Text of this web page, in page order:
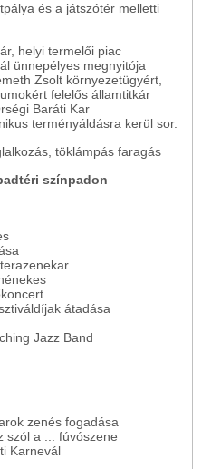
és a játszótér melletti
helyi termelői piac
ünnepélyes megnyitója
Zsolt környezetügyért,
felelős államtitkár
Baráti Kar
terményáldásra kerül sor.
töklámpás faragás
színpadon
átadása
Jazz Band
zenés fogadása
szól a ... fúvószene
Karnevál